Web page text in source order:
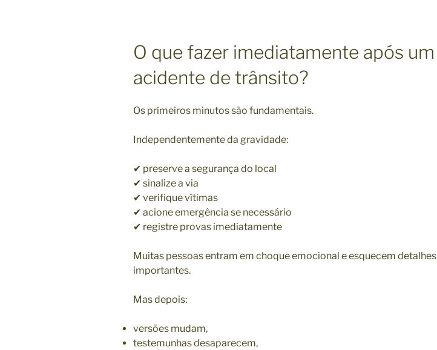
O que fazer imediatamente após um
acidente de trânsito?
Os primeiros minutos são fundamentais.
Independentemente da gravidade:
✔ preserve a segurança do local
✔ sinalize a via
✔ verifique vítimas
✔ acione emergência se necessário
✔ registre provas imediatamente
Muitas pessoas entram em choque emocional e esquecem detalhes
importantes.
Mas depois:
versões mudam,
testemunhas desaparecem,